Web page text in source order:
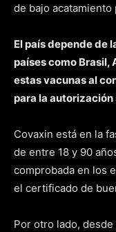
de bajo
El país depende de
países como Brasil,
estas vacunas al
para la
Covaxin está en la
de entre 18 y 90
comprobada en los
el certificado de
Por otro lado,